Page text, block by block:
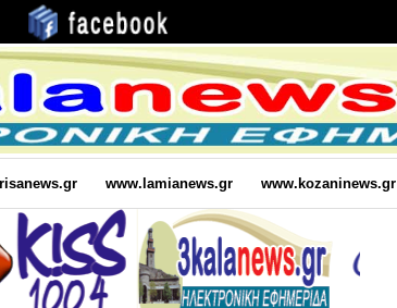
www.lamianews.gr www.kozaninews.gr